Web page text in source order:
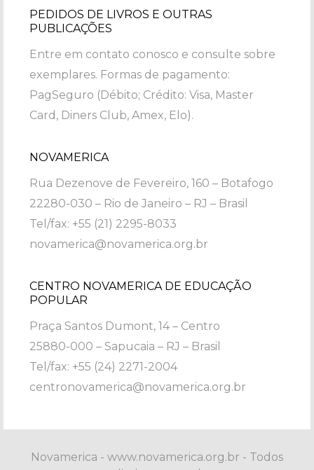
PEDIDOS DE LIVROS E OUTRAS
PUBLICAÇÕES
Entre em contato conosco e consulte sobre
exemplares. Formas de pagamento:
PagSeguro (Débito; Crédito: Visa, Master
Card, Diners Club, Amex, Elo).
NOVAMERICA
Rua Dezenove de Fevereiro, 160 – Botafogo
22280-030 – Rio de Janeiro – RJ – Brasil
Tel/fax: +55 (21) 2295-8033
novamerica@novamerica.org.br
CENTRO NOVAMERICA DE EDUCAÇÃO
POPULAR
Praça Santos Dumont, 14 – Centro
25880-000 – Sapucaia – RJ – Brasil
Tel/fax: +55 (24) 2271-2004
centronovamerica@novamerica.org.br
Novamerica - www.novamerica.org.br - Todos